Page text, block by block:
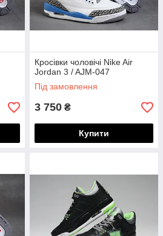
Кросівки чоловічі Nike Air
Jordan 3 / AJM-047
Під замовлення
3 750 ₴
Купити